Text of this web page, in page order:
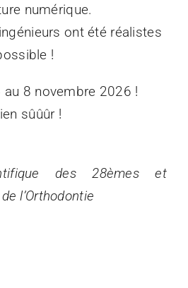
numérique.
ont été réalistes
!
au 8 novembre 2026 !
sûûûr !
des 28èmes et
l’Orthodontie